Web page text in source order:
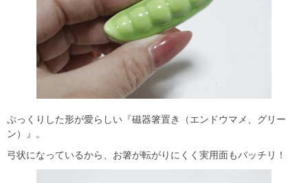
ぷっくりした形が愛らしい『磁器箸置き（エンドウマメ、グリー
ン）』。
弓状になっているから、お箸が転がりにくく実用面もバッチリ！